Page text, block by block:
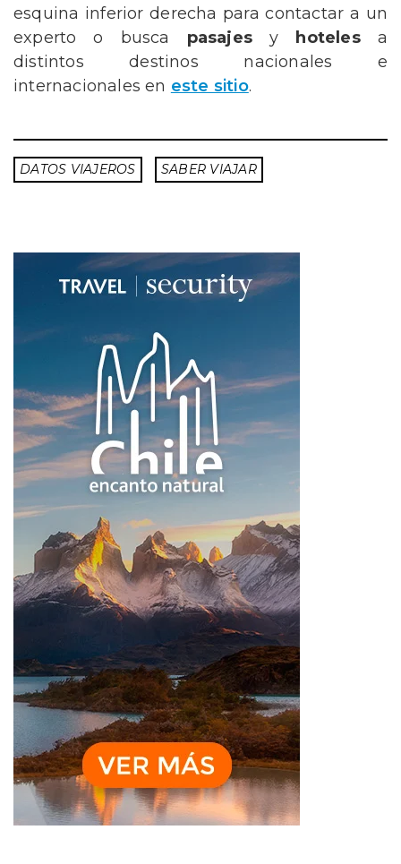
esquina inferior derecha para contactar a un
experto o busca pasajes y hotelesa
distintos destinos nacionales e
internacionales en este sitio.
DATOS VIAJEROS SABER VIAJAR